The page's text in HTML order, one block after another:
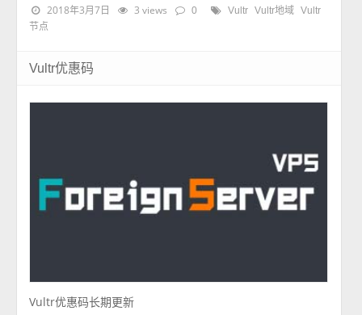
2018年3月7日 3 views 0 Vultr Vultr地域
Vultr
节点
Vultr优惠码
Vultr优惠码长期更新